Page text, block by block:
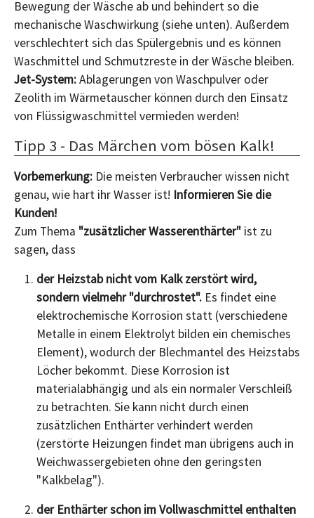
Bewegung der Wäsche ab und behindert so die
mechanische Waschwirkung (siehe unten). Außerdem
verschlechtert sich das Spülergebnis und es können
Waschmittel und Schmutzreste in der Wäsche bleiben.
Jet-System:Ablagerungen von Waschpulver oder
Zeolith im Wärmetauscher können durch den Einsatz
von Flüssigwaschmittel vermieden werden!
Tipp 3 - Das Märchen vom bösen Kalk!
Vorbemerkung: Die meisten Verbraucher wissen nicht
genau, wie hart ihr Wasser ist! Informieren Sie die
Kunden!
Zum Thema "zusätzlicher Wasserenthärter" ist zu
sagen, dass
der Heizstab nicht vom Kalk zerstört wird,
sondern vielmehr "durchrostet". Es findet eine
elektrochemische Korrosion statt (verschiedene
Metalle in einem Elektrolyt bilden ein chemisches
Element), wodurch der Blechmantel des Heizstabs
Löcher bekommt. Diese Korrosion ist
materialabhängig und als ein normaler Verschleiß
zu betrachten. Sie kann nicht durch einen
zusätzlichen Enthärter verhindert werden
(zerstörte Heizungen findet man übrigens auch in
Weichwassergebieten ohne den geringsten
"Kalkbelag").
der Enthärter schon im Vollwaschmittel enthalten